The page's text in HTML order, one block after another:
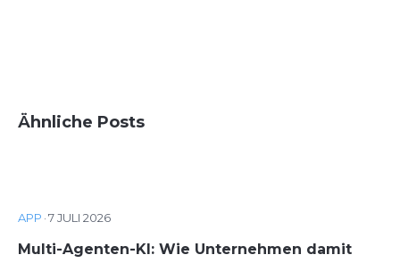
Ähnliche Posts
APP ·7 JULI 2026
Multi-Agenten-KI: Wie Unternehmen damit